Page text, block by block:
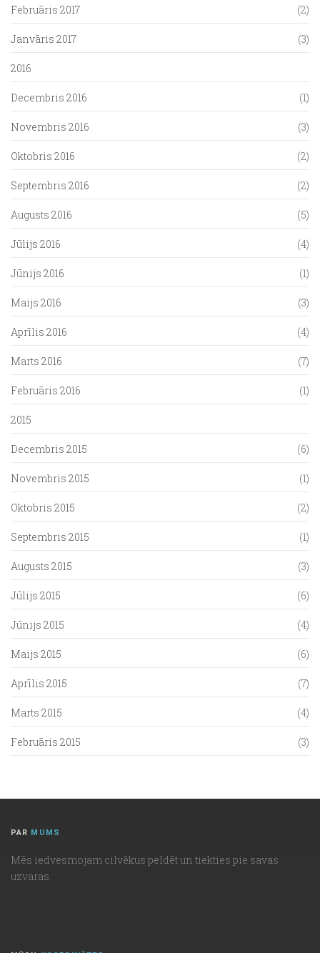
Februāris 2017 (2)
Janvāris 2017 (3)
2016
Decembris 2016 (1)
Novembris 2016 (3)
Oktobris 2016 (2)
Septembris 2016 (2)
Augusts 2016 (5)
Jūlijs 2016 (4)
Jūnijs 2016 (1)
Maijs 2016 (3)
Aprīlis 2016 (4)
Marts 2016 (7)
Februāris 2016 (1)
2015
Decembris 2015 (6)
Novembris 2015 (1)
Oktobris 2015 (2)
Septembris 2015 (1)
Augusts 2015 (3)
Jūlijs 2015 (6)
Jūnijs 2015 (4)
Maijs 2015 (6)
Aprīlis 2015 (7)
Marts 2015 (4)
Februāris 2015 (3)
PAR MUMS
Mēs iedvesmojam cilvēkus peldēt un tiekties pie savas
uzvaras.